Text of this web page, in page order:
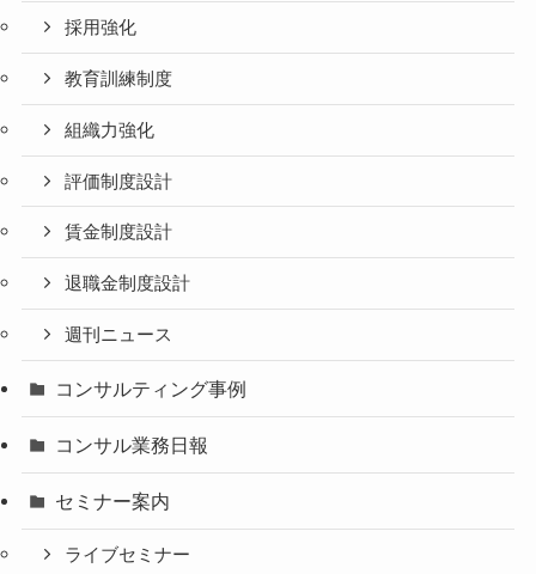
採用強化
教育訓練制度
組織力強化
評価制度設計
賃金制度設計
退職金制度設計
週刊ニュース
コンサルティング事例
コンサル業務日報
セミナー案内
ライブセミナー